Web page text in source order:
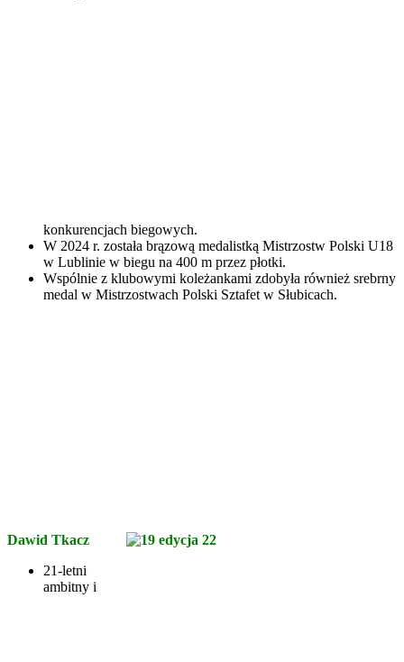
konkurencjach biegowych.
W 2024 r. została brązową medalistką Mistrzostw Polski U18
w Lublinie w biegu na 400 m przez płotki.
Wspólnie z klubowymi koleżankami zdobyła również srebrny
medal w Mistrzostwach Polski Sztafet w Słubicach.
Dawid Tkacz
21-letni
ambitny i